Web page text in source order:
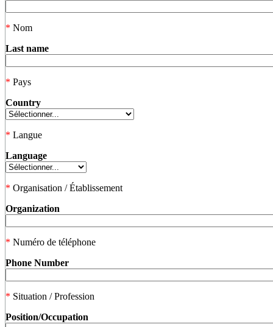
* Nom
Last name
* Pays
Country
* Langue
Language
* Organisation / Établissement
Organization
* Numéro de téléphone
Phone Number
* Situation / Profession
Position/Occupation